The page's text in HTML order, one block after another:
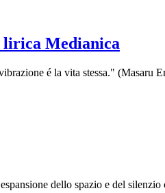
lirica Medianica
é la vita stessa." (Masaru
dello spazio e del